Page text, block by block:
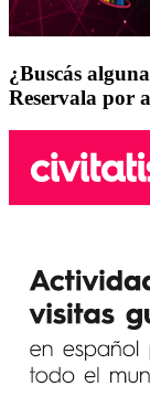
¿Buscás
Reservala por